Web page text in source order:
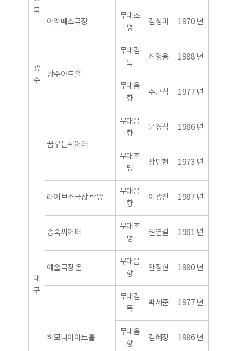
북
아라떼소극장
무대조
명
김상미 1970 년
광
주
광주아트홀
무대감
독
최영웅 1988 년
무대음
향
주근식 1977 년
대
구
꿈꾸는씨어터
무대음
향
문경식 1986 년
무대조
명
장민현 1973 년
라이브소극장 락왕
무대음
향
이광진 1987 년
송죽씨어터
무대조
명
권연길 1981 년
예술극장 온
무대음
향
안정현 1980 년
하모니아아트홀
무대감
독
박세준 1977 년
무대음
향
김혜정 1986 년